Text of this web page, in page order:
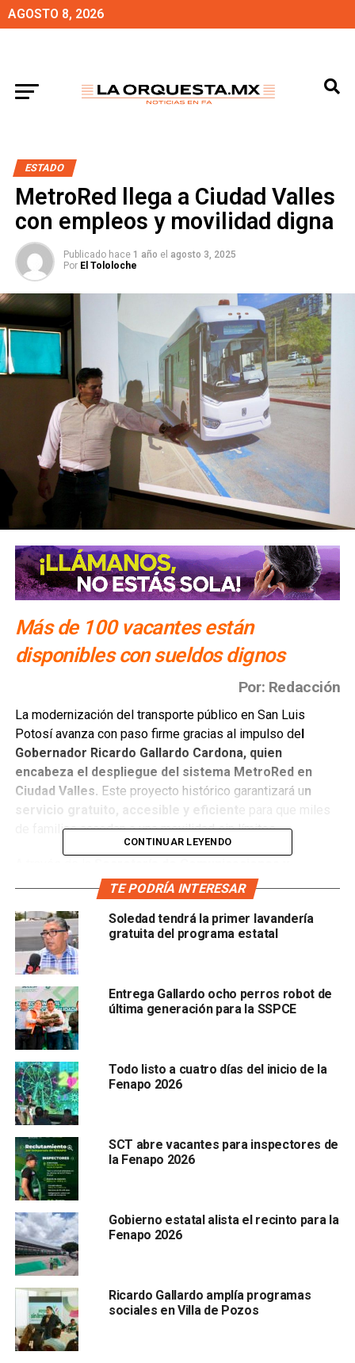
AGOSTO 8, 2026
ESTADO
MetroRed llega a Ciudad Valles
con empleos y movilidad digna
Publicado hace 1 año el agosto 3, 2025
Por El Tololoche
Más de 100 vacantes están
disponibles con sueldos dignos
Por: Redacción
La modernización del transporte público en San Luis
Potosí avanza con paso firme gracias al impulso del
Gobernador Ricardo Gallardo Cardona, quien
encabeza el despliegue del sistema MetroRed en
Ciudad Valles. Este proyecto histórico garantizará un
servicio gratuito, accesible y eficient e para que miles
de familias accedan a una movilidad sin límites.
se desarrolla la etapa final del proceso de
reclutamiento de operadores y operadoras que conducirán
las nuevas unidades eléctricas.
Más de 100 vacantes están disponibles con sueldos
dignos, lo que refleja el compromiso del Gobierno estatal
con las y los vallenses, fortaleciendo la economía local y
la inclusión laboral. El personal aspirante recibe
capacitación técnica y pruebas prácticas con el objetivo de
garantizar un servicio de alta calidad desde el primer día.
También lee:
Gallardo anuncia más obras para el altiplano y
región media
ARTÍCULOS RELACIONADOS: CIUDAD VALLES
EMPLEOS
GOBIERNO DEL ESTADO
METRORED
RICARDO GALLARDO CARDONA
SIGUIENTE
SLP, con equipo para tramitar CURP biométrica: SGG
NO TE PIERDAS
Diputada plantea prohibir venta de medicamentos
sin receta a niños en SLP
CONTINUAR LEYENDO
TE PODRÍA INTERESAR
Soledad tendrá la primer lavandería
gratuita del programa estatal
Entrega Gallardo ocho perros robot de
última generación para la SSPCE
Todo listo a cuatro días del inicio de la
Fenapo 2026
SCT abre vacantes para inspectores de
la Fenapo 2026
Gobierno estatal alista el recinto para la
Fenapo 2026
Ricardo Gallardo amplía programas
sociales en Villa de Pozos